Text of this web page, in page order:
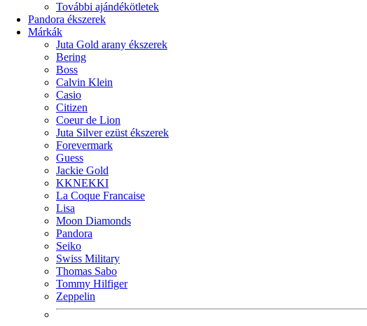
További ajándékötletek
Pandora ékszerek
Márkák
Juta Gold arany ékszerek
Bering
Boss
Calvin Klein
Casio
Citizen
Coeur de Lion
Juta Silver ezüst ékszerek
Forevermark
Guess
Jackie Gold
KKNEKKI
La Coque Francaise
Lisa
Moon Diamonds
Pandora
Seiko
Swiss Military
Thomas Sabo
Tommy Hilfiger
Zeppelin